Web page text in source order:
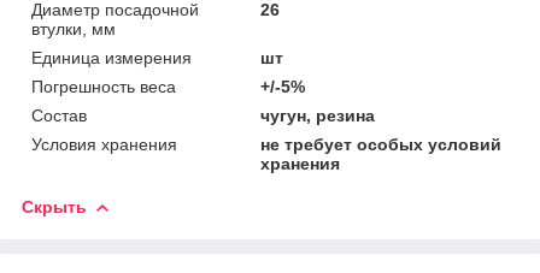
Диаметр посадочной
втулки, мм
26
Единица измерения
шт
Погрешность веса
+/-5%
Состав
чугун, резина
Условия хранения
не требует особых условий
хранения
Скрыть